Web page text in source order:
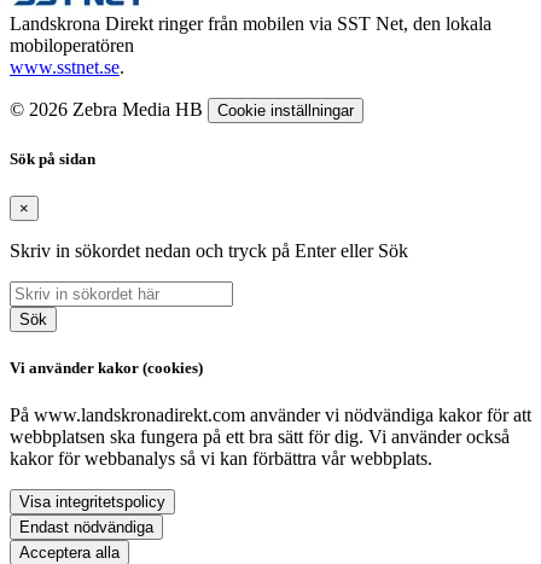
Landskrona Direkt ringer från mobilen via SST Net, den lokala
mobiloperatören
www.sstnet.se.
© 2026 Zebra Media HB Cookie inställningar
Sök på sidan
×
Skriv in sökordet nedan och tryck på Enter eller Sök
Sök
Vi använder kakor (cookies)
På www.landskronadirekt.com använder vi nödvändiga kakor för att
webbplatsen ska fungera på ett bra sätt för dig. Vi använder också
kakor för webbanalys så vi kan förbättra vår webbplats.
Visa integritetspolicy
Endast nödvändiga
Acceptera alla